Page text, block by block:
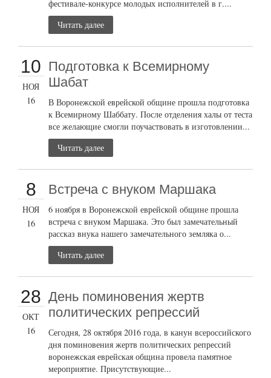
фестивале-конкурсе молодых исполнителей в г....
Читать далее
10
НОЯ
16
Подготовка к Всемирному
Шабат
В Воронежской еврейской общине прошла подготовка
к Всемирному Шаббату. После отделения халы от теста
все желающие смогли поучаствовать в изготовлении...
Читать далее
8
НОЯ
16
Встреча с внуком Маршака
6 ноября в Воронежской еврейской общине прошла
встреча с внуком Маршака. Это был замечательный
рассказ внука нашего замечательного земляка о...
Читать далее
28
ОКТ
16
День поминовения жертв
политических репрессий
Сегодня, 28 октября 2016 года, в канун всероссийского
дня поминовения жертв политических репрессий
воронежская еврейская община провела памятное
мероприятие. Присутствующие...